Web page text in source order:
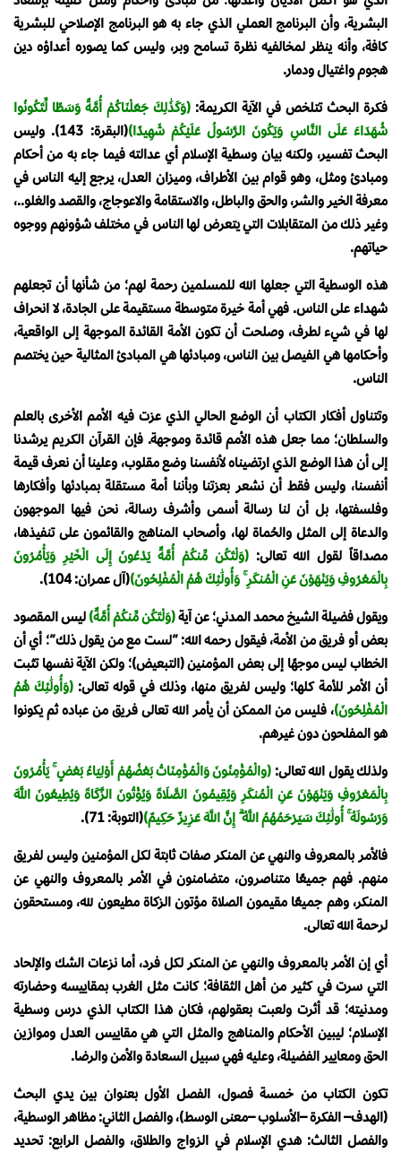
البشرية، وأن البرنامج العملي الذي جاء به هو البرنامج الإصلاحي للبشرية
كافة، وأنه ينظر لمخالفيه نظرة تسامح وبر، وليس كما يصوره أعداؤه دين
هجوم واغتيال ودمار.
فكرة البحث تتلخص في الآية الكريمة: (وَكَذَٰلِكَ جَعَلْنَاكُمْ أُمَّةً وَسَطًا لِّتَكُونُوا
شُهَدَاءَ عَلَى النَّاسِ وَيَكُونَ الرَّسُولُ عَلَيْكُمْ شَهِيدًا)
(البقرة: 143). وليس
البحث تفسير، ولكنه بيان وسطية الإسلام أي عدالته فيما جاء به من أحكام
ومبادئ ومثل، وهو قوام بين الأطراف، وميزان العدل، يرجع إليه الناس في
معرفة الخير والشر، والحق والباطل، والاستقامة والاعوجاج، والقصد والغلو..،
وغير ذلك من المتقابلات التي يتعرض لها الناس في مختلف شؤونهم ووجوه
حياتهم.
هذه الوسطية التي جعلها الله للمسلمين رحمة لهم؛ من شأنها أن تجعلهم
شهداء على الناس. فهي أمة خيرة متوسطة مستقيمة على الجادة، لا انحراف
لها في شيء لطرف، وصلحت أن تكون الأمة القائدة الموجهة إلى الواقعية،
وأحكامها هي الفيصل بين الناس، ومبادئها هي المبادئ المثالية حين يختصم
الناس.
وتتناول أفكار الكتاب أن الوضع الحالي الذي عزت فيه الأمم الأخرى بالعلم
والسلطان؛ مما جعل هذه الأمم قائدة وموجهة. فإن القرآن الكريم يرشدنا
إلى أن هذا الوضع الذي ارتضيناه لأنفسنا وضع مقلوب، وعلينا أن نعرف قيمة
أنفسنا، وليس فقط أن نشعر بعزتنا وبأننا أمة مستقلة بمبادئها وأفكارها
وفلسفتها، بل أن لنا رسالة أسمى وأشرف رسالة، نحن فيها الموجهون
والدعاة إلى المثل والحُماة لها، وأصحاب المناهج والقائمون على تنفيذها،
مصداقاً لقول الله تعالى:(وَلْتَكُن مِّنكُمْ أُمَّةٌ يَدْعُونَ إِلَى الْخَيْرِ وَيَأْمُرُونَ
بِالْمَعْرُوفِ وَيَنْهَوْنَ عَنِ الْمُنكَرِ ۚ وَأُولَٰئِكَ هُمُ الْمُفْلِحُونَ)(آل عمران: 104).
ويقول فضيلة الشيخ محمد المدني؛ عن آية(وَلْتَكُن مِّنكُمْ أُمَّةٌ) ليس المقصود
بعض أو فريق من الأمة، فيقول رحمه الله: “لست مع من يقول ذلك”؛ أي أن
الخطاب ليس موجهًا إلى بعض المؤمنين (التبعيض)؛ ولكن الآية نفسها تثبت
أن الأمر للأمة كلها؛ وليس لفريق منها، وذلك في قوله تعالى: (وَأُولَٰئِكَ هُمُ
الْمُفْلِحُونَ)، فليس من الممكن أن يأمر الله تعالى فريق من عباده ثم يكونوا
هو المفلحون دون غيرهم.
ولذلك يقول الله تعالى: (والْمُؤْمِنُونَ وَالْمُؤْمِنَاتُ بَعْضُهُمْ أَوْلِيَاءُ بَعْضٍ ۚ يَأْمُرُونَ
بِالْمَعْرُوفِ وَيَنْهَوْنَ عَنِ الْمُنكَرِ وَيُقِيمُونَ الصَّلَاةَ وَيُؤْتُونَ الزَّكَاةَ وَيُطِيعُونَ اللَّهَ
وَرَسُولَهُ ۚ أُولَٰئِكَ سَيَرْحَمُهُمُ اللَّهُ ۗ إِنَّ اللَّهَ عَزِيزٌ حَكِيمٌ)(التوبة: 71).
فالأمر بالمعروف والنهي عن المنكر صفات ثابتة لكل المؤمنين وليس لفريق
منهم. فهم جميعًا متناصرون، متضامنون في الأمر بالمعروف والنهي عن
المنكر، وهم جميعًا مقيمون الصلاة مؤتون الزكاة مطيعون لله، ومستحقون
لرحمة الله تعالى.
أي إن الأمر بالمعروف والنهي عن المنكر لكل فرد، أما نزعات الشك والإلحاد
التي سرت في كثير من أهل الثقافة؛ كانت مثل الغرب بمقاييسه وحضارته
ومدنيته؛ قد أثرت ولعبت بعقولهم، فكان هذا الكتاب الذي درس وسطية
الإسلام؛ ليبين الأحكام والمناهج والمثل التي هي مقاييس العدل وموازين
الحق ومعايير الفضيلة، وعليه فهي سبيل السعادة والأمن والرضا.
تكون الكتاب من خمسة فصول، الفصل الأول بعنوان بين يدي البحث
(الهدف– الفكرة –الأسلوب –معنى الوسط)، والفصل الثاني: مظاهر الوسطية،
والفصل الثالث: هدي الإسلام في الزواج والطلاق، والفصل الرابع: تحديد